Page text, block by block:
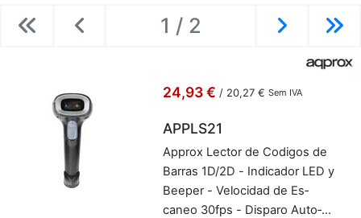
PreviousPrevious 1 / 2 Next
24,93 € / 20,27 € Sem IVA
APPLS21
Ap­prox Lector de Co­digos de
Barras 1D/2D - In­di­cador LED y
Be­eper - Ve­lo­cidad de Es­
caneo 30fps - Dis­paro Au­to­